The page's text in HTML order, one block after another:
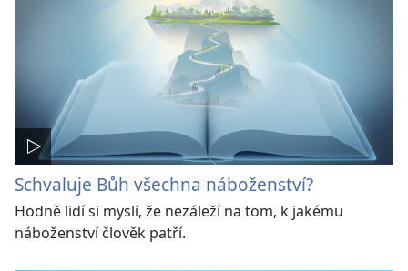
Schvaluje Bůh všechna náboženství?
Hodně lidí si myslí, že nezáleží na tom, k jakému
náboženství člověk patří.